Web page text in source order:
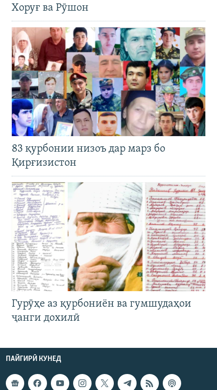
Хоруғ ва Рӯшон
83 қурбонии низоъ дар марз бо
Қирғизистон
Гурӯҳе аз қурбониён ва гумшудаҳои
ҷанги дохилӣ
ПАЙГИРӢ КУНЕД